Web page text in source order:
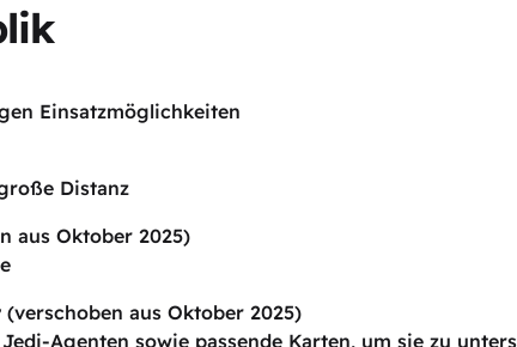
Einsatzmöglichkeiten
Distanz
aus Oktober 2025)
(verschoben aus Oktober 2025)
Agenten sowie passende Karten, um sie zu